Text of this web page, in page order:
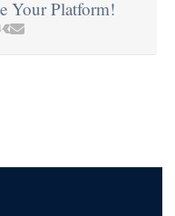
Your Platform!